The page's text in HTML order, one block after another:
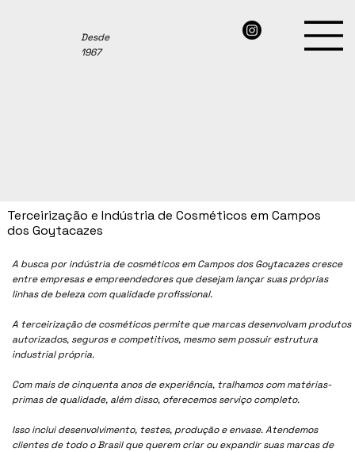
Desde
1967
A busca por indústria de cosméticos em Campos dos Goytacazes cresce
entre empresas e empreendedores que desejam lançar suas próprias
linhas de beleza com qualidade profissional.
A terceirização de cosméticos permite que marcas desenvolvam produtos
autorizados, seguros e competitivos, mesmo sem possuir estrutura
industrial própria.
Com mais de cinquenta anos de experiência, tralhamos com matérias-
primas de qualidade, além disso, oferecemos serviço completo.
Isso inclui desenvolvimento, testes, produção e envase. Atendemos
clientes de todo o Brasil que querem criar ou expandir suas marcas de
Terceirização e Indústria de Cosméticos em Campos
dos Goytacazes